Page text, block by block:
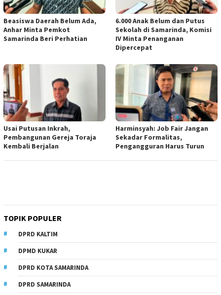
Beasiswa Daerah Belum Ada,
Anhar Minta Pemkot
Samarinda Beri Perhatian
6.000 Anak Belum dan Putus
Sekolah di Samarinda, Komisi
IV Minta Penanganan
Dipercepat
Usai Putusan Inkrah,
Pembangunan Gereja Toraja
Kembali Berjalan
Harminsyah: Job Fair Jangan
Sekadar Formalitas,
Pengangguran Harus Turun
TOPIK POPULER
DPRD KALTIM
DPMD KUKAR
DPRD KOTA SAMARINDA
DPRD SAMARINDA